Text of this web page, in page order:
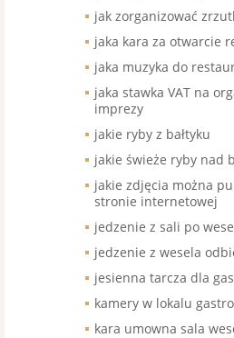
jak zorganizować
jaka kara za otwarcie
jaka muzyka do
jaka stawka VAT na
imprezy
jakie ryby z bałtyku
jakie świeże ryby nad
jakie zdjęcia można
stronie internetowej
jedzenie z sali po
jedzenie z wesela
jesienna tarcza dla
kamery w lokalu
kara umowna sala